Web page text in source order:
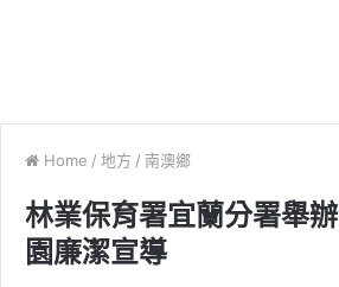
Home / 地方 / 南澳鄉
林業保育署宜蘭分署舉
園廉潔宣導